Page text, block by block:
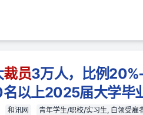
裁员3万人，比例
以上2025届大学毕
和讯网 青年学生/职校/实习生, 白领受雇